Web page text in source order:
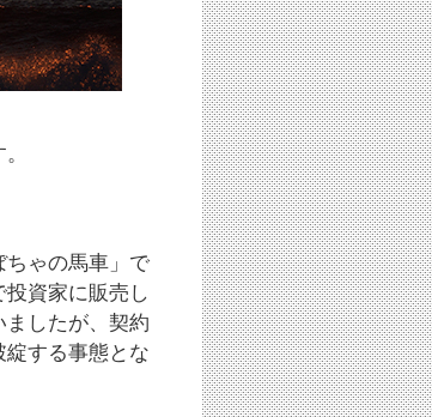
ちゃの馬車」で
資家に販売し
したが、契約
する事態とな